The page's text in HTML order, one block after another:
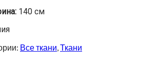
140 см
Все ткани,Ткани